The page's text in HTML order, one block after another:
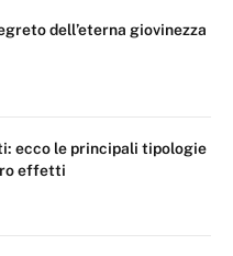
dell’eterna giovinezza
ecco le principali tipologie
effetti